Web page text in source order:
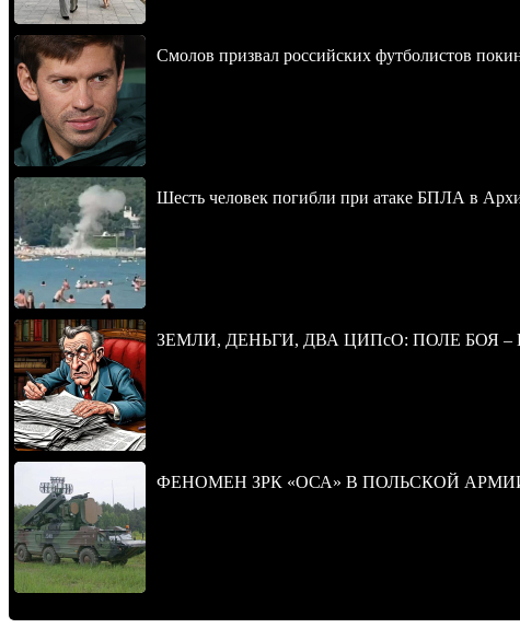
Смолов призвал российских футболистов
Шесть человек погибли при атаке БПЛА в
ЗЕМЛИ, ДЕНЬГИ, ДВА ЦИПсО: ПОЛЕ БОЯ –
ФЕНОМЕН ЗРК «ОСА» В ПОЛЬСКОЙ